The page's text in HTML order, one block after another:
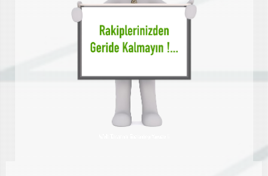
Web Tasarımı Gaziantep Yavuzeli